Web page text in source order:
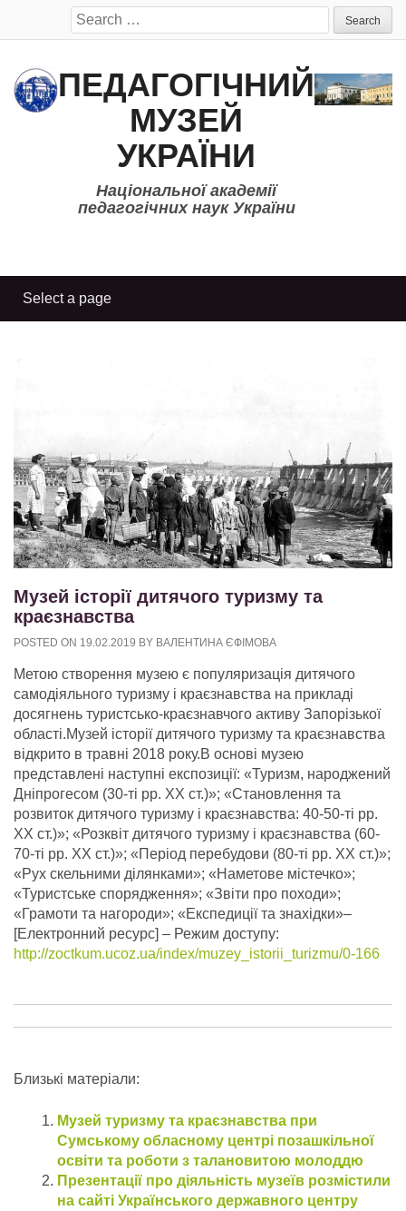
Search
for:
ПЕДАГОГІЧНИЙ
МУЗЕЙ
УКРАЇНИ
Національної академії
педагогічних наук України
Музей історії дитячого туризму та
краєзнавства
POSTED ON 19.02.2019 BY ВАЛЕНТИНА ЄФІМОВА
Метою створення музею є популяризація дитячого
самодіяльного туризму і краєзнавства на прикладі
досягнень туристсько-краєзнавчого активу Запорізької
області.Музей історії дитячого туризму та краєзнавства
відкрито в травні 2018 року.В основі музею
представлені наступні експозиції: «Туризм, народжений
Дніпрогесом (30-ті рр. ХХ ст.)»; «Становлення та
розвиток дитячого туризму і краєзнавства: 40-50-ті рр.
ХХ ст.)»; «Розквіт дитячого туризму і краєзнавства (60-
70-ті рр. ХХ ст.)»; «Період перебудови (80-ті рр. ХХ ст.)»;
«Рух скельними ділянками»; «Наметове містечко»;
«Туристське спорядження»; «Звіти про походи»;
«Грамоти та нагороди»; «Експедиції та знахідки»–
[Електронний ресурс] – Режим доступу:
http://zoctkum.ucoz.ua/index/muzey_istorii_turizmu/0-166
Близькі матеріали:
Музей туризму та краєзнавства при
Сумському обласному центрі позашкільної
освіти та роботи з талановитою молоддю
Презентації про діяльність музеїв розмістили
на сайті Українського державного центру